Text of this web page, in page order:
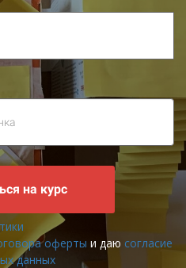
на курс
оферты и даю согласие
данных